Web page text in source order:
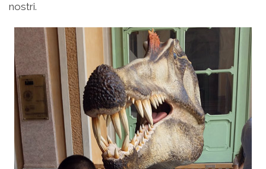
nostri.